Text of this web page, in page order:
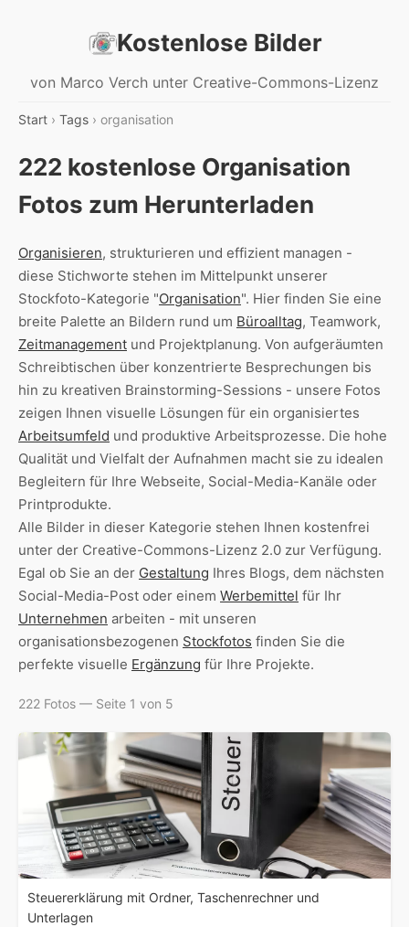
Kostenlose Bilder
von Marco Verch unter Creative-Commons-Lizenz
Start › Tags › organisation
222 kostenlose Organisation
Fotos zum Herunterladen
Organisieren, strukturieren und effizient managen -
diese Stichworte stehen im Mittelpunkt unserer
Stockfoto-Kategorie "Organisation". Hier finden Sie eine
breite Palette an Bildern rund um Büroalltag, Teamwork,
Zeitmanagement und Projektplanung. Von aufgeräumten
Schreibtischen über konzentrierte Besprechungen bis
hin zu kreativen Brainstorming-Sessions - unsere Fotos
zeigen Ihnen visuelle Lösungen für ein organisiertes
Arbeitsumfeld und produktive Arbeitsprozesse. Die hohe
Qualität und Vielfalt der Aufnahmen macht sie zu idealen
Begleitern für Ihre Webseite, Social-Media-Kanäle oder
Printprodukte.
Alle Bilder in dieser Kategorie stehen Ihnen kostenfrei
unter der Creative-Commons-Lizenz 2.0 zur Verfügung.
Egal ob Sie an der Gestaltung Ihres Blogs, dem nächsten
Social-Media-Post oder einem Werbemittel für Ihr
Unternehmen arbeiten - mit unseren
organisationsbezogenen Stockfotos finden Sie die
perfekte visuelle Ergänzung für Ihre Projekte.
222 Fotos — Seite 1 von 5
Steuererklärung mit Ordner, Taschenrechner und
Unterlagen